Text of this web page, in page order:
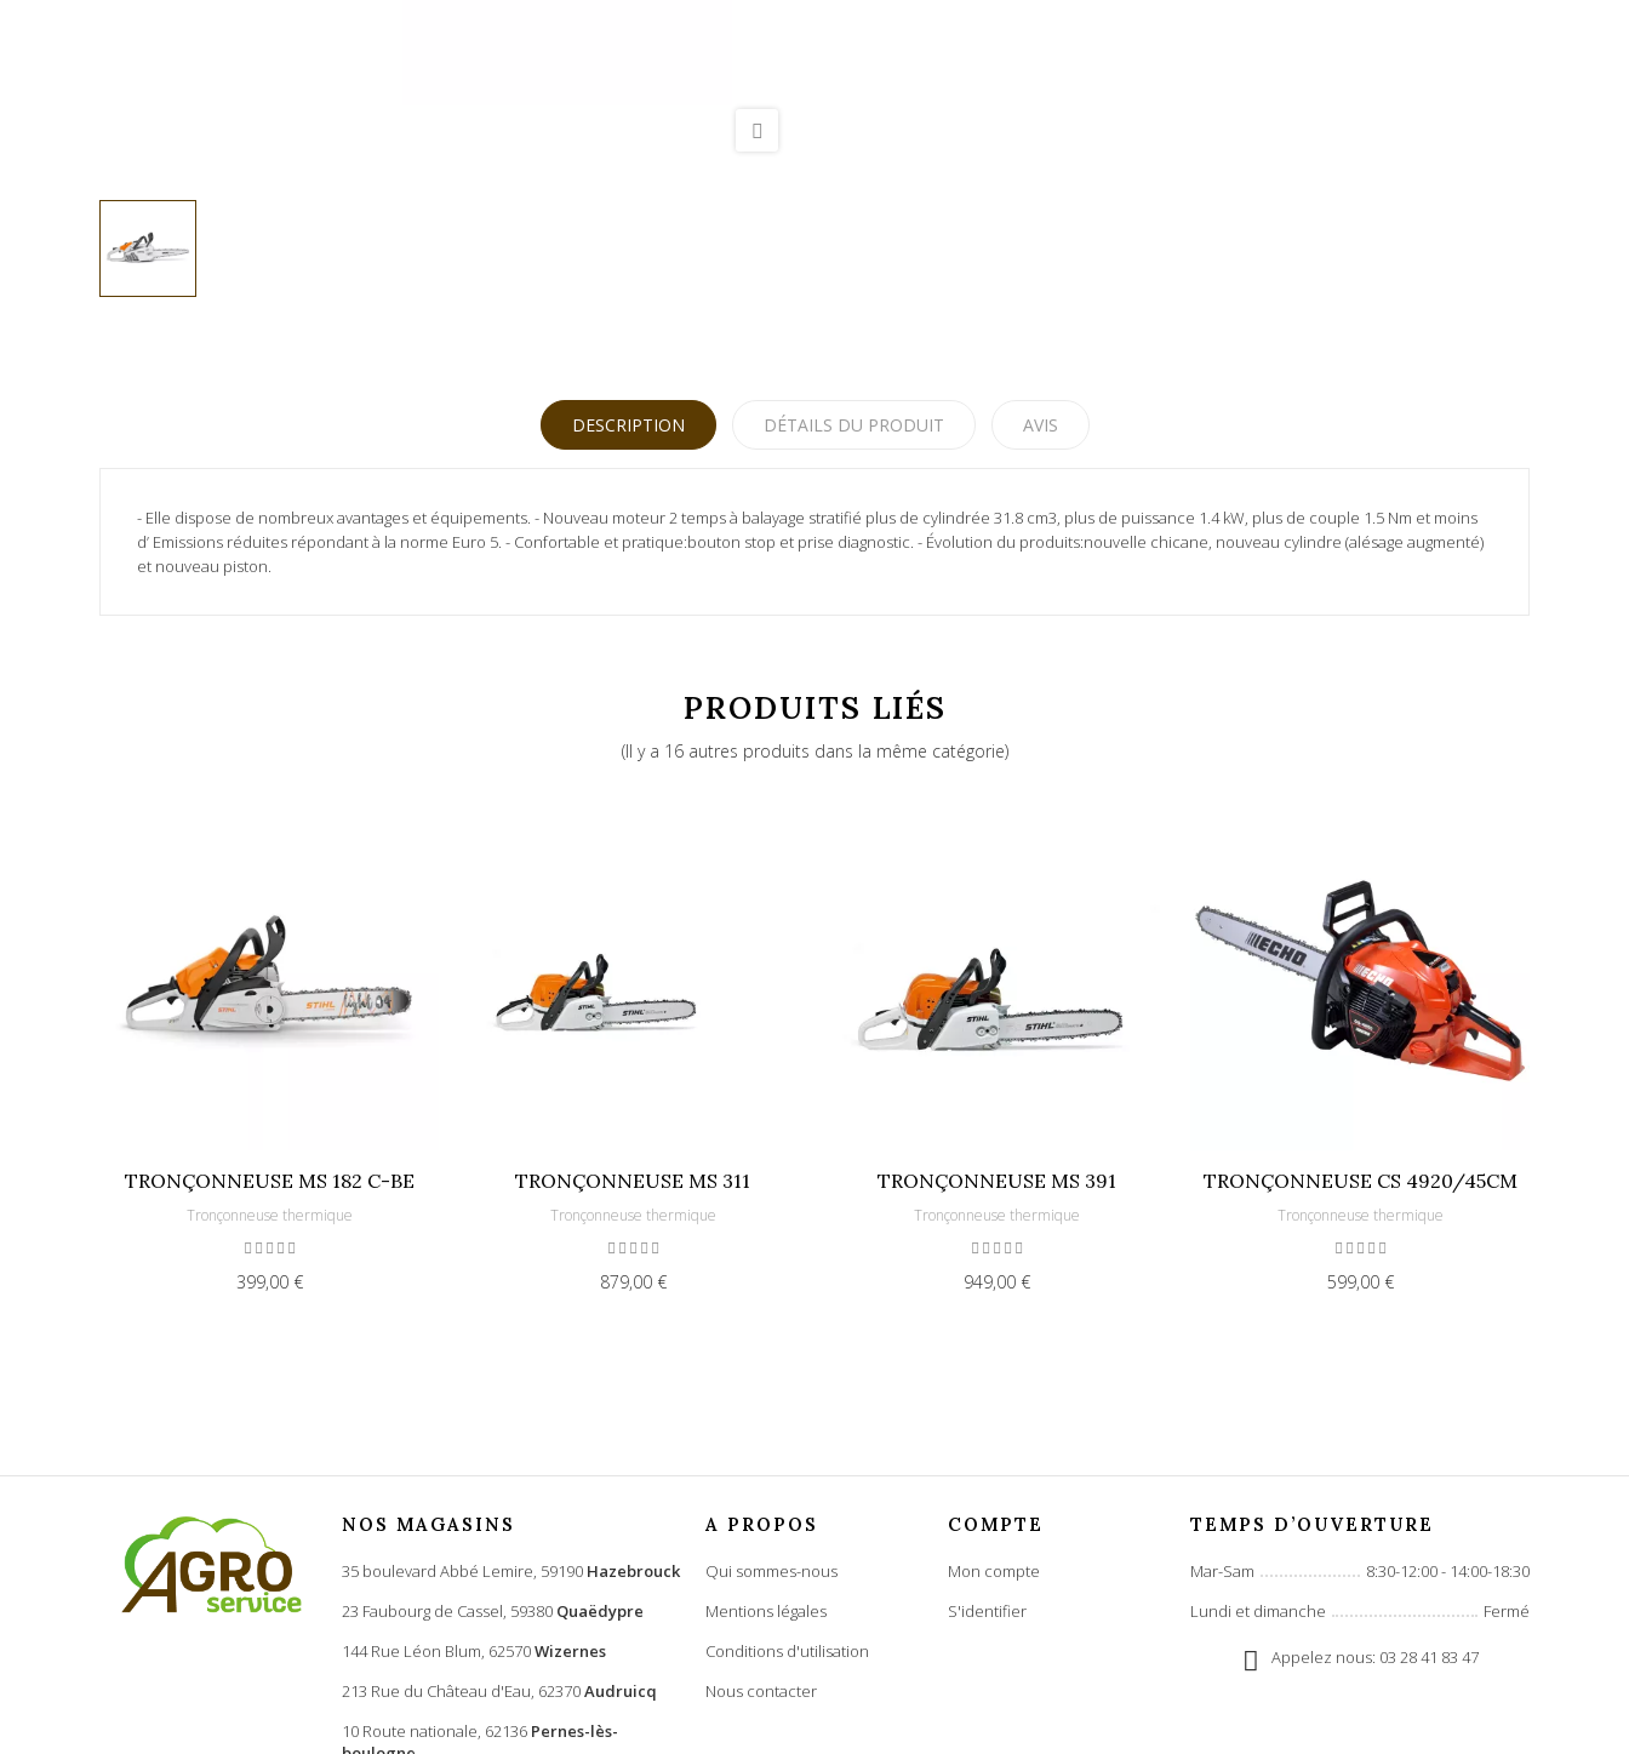
DESCRIPTION DÉTAILS DU PRODUIT AVIS
- Elle dispose de nombreux avantages et équipements. - Nouveau moteur 2 temps à balayage stratifié plus de cylindrée 31.8 cm3, plus de puissance 1.4 kW, plus de couple 1.5 Nm et moins
d’ Emissions réduites répondant à la norme Euro 5. - Confortable et pratique:bouton stop et prise diagnostic. - Évolution du produits:nouvelle chicane, nouveau cylindre (alésage augmenté)
et nouveau piston.
Thermique
Type de démarrage
Type de sécurité Frein de chaîne
En série Guide & Chaîne
PRODUITS LIÉS
(Il y a 16 autres produits dans la même catégorie)
TRONÇONNEUSE MS 182 C-BE
Tronçonneuse thermique
399,00 €
TRONÇONNEUSE MS 311
Tronçonneuse thermique
879,00 €
TRONÇONNEUSE MS 391
Tronçonneuse thermique
949,00 €
TRONÇONNEUSE CS 4920/45CM
Tronçonneuse thermique
599,00 €
NOS MAGASINS
35 boulevard Abbé Lemire, 59190 Hazebrouck
23 Faubourg de Cassel, 59380 Quaëdypre
144 Rue Léon Blum, 62570Wizernes
213 Rue du Château d'Eau, 62370Audruicq
10 Route nationale, 62136 Pernes-lès-
A PROPOS
Qui sommes-nous
Mentions légales
Conditions d'utilisation
Nous contacter
COMPTE
Mon compte
S'identifier
TEMPS D’OUVERTURE
Mar-Sam
8:30-12:00 - 14:00-18:30
Lundi et dimanche
Fermé
Appelez nous: 03 28 41 83 47